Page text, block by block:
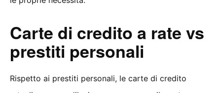
Carte di credito a rate vs
prestiti personali
Rispetto ai prestiti personali, le carte di credito